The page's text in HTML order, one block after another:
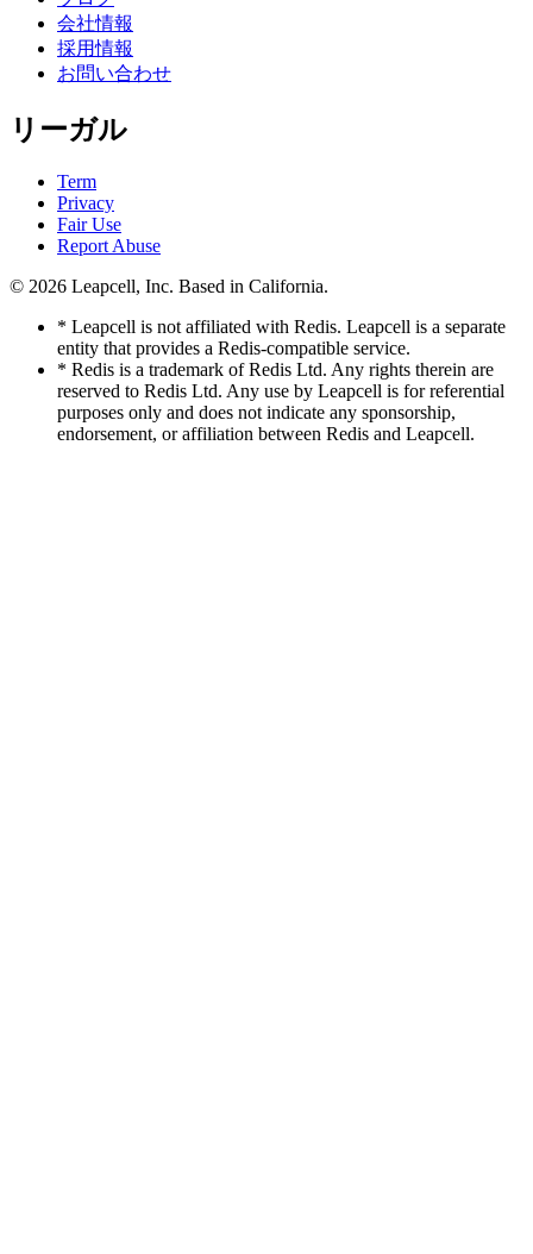
会社情報
採用情報
お問い合わせ
リーガル
Term
Privacy
Fair Use
Report Abuse
© 2026 Leapcell, Inc. Based in California.
* Leapcell is not affiliated with Redis. Leapcell is a separate
entity that provides a Redis-compatible service.
* Redis is a trademark of Redis Ltd. Any rights therein are
reserved to Redis Ltd. Any use by Leapcell is for referential
purposes only and does not indicate any sponsorship,
endorsement, or affiliation between Redis and Leapcell.